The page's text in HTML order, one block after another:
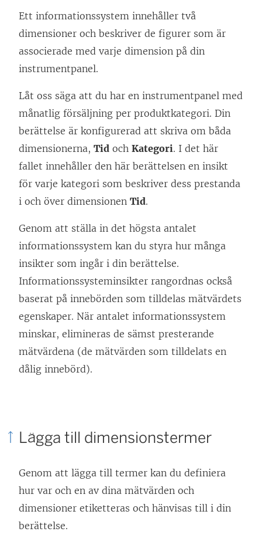
Ett informationssystem innehåller två
dimensioner och beskriver de figurer som är
associerade med varje dimension på din
instrumentpanel.
Låt oss säga att du har en instrumentpanel med
månatlig försäljning per produktkategori. Din
berättelse är konfigurerad att skriva om båda
dimensionerna, Tid och Kategori. I det här
fallet innehåller den här berättelsen en insikt
för varje kategori som beskriver dess prestanda
i och över dimensionen Tid.
Genom att ställa in det högsta antalet
informationssystem kan du styra hur många
insikter som ingår i din berättelse.
Informationssysteminsikter rangordnas också
baserat på innebörden som tilldelas mätvärdets
egenskaper. När antalet informationssystem
minskar, elimineras de sämst presterande
mätvärdena (de mätvärden som tilldelats en
dålig innebörd).
Lägga till dimensionstermer
Genom att lägga till termer kan du definiera
hur var och en av dina mätvärden och
dimensioner etiketteras och hänvisas till i din
berättelse.